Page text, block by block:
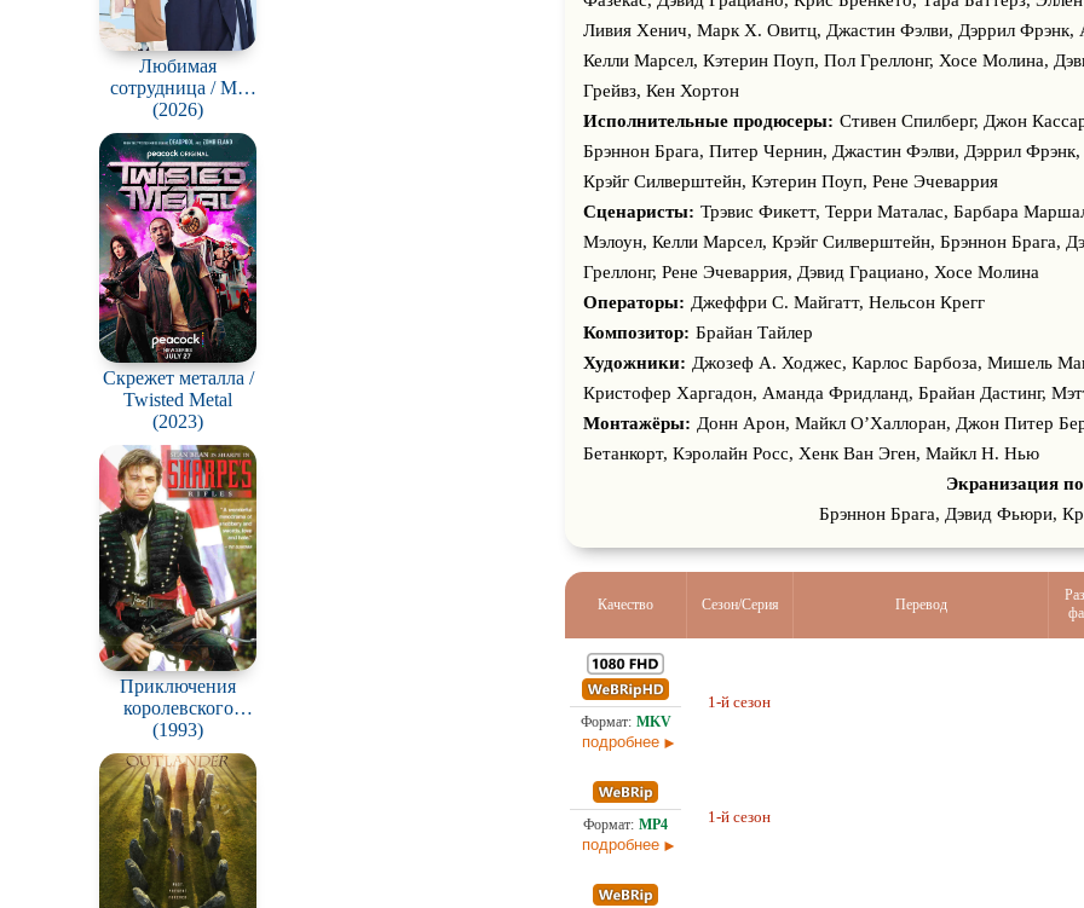
Любимая
сотрудница / My
Bias, My Boss
(Choeaeui sawon)
(2026)
Скрежет металла /
Twisted Metal
(2023)
Приключения
королевского
стрелка Шарпа /
Sharpe's Challenge
(1993)
Цукерман, Роми Пулье, Келли Марсел, Джейсон Уайлдер,
Бэйн, Луис Тосио Окада, Мидо Хамада, Ласарус Ратуэре,
Тайлер, Джон Кассар, Нельсон Крегг, Нельсон МакКормик,
Карлос Барбоза, Дэмиен Гарви, Брэннон Брага, Леви Миллер,
Стив Роджерс, Элис Паркинсон, Майкл Н. Нью, Дэвид
Ходжес, Джеффри С. Майгатт, Дэмиэн Уолш-Хоулинг, Кармел
Дэрвилл, Роберт Рейтано, Михаэль Уайлдер, Морган Дэвис,
Хара, Джейсон Чун, Кадзуя Райт, Уэйн МакДэниэл, Эйс
Уайтнэлл, Питер Кук, Грегг Джонс, Кристиан МакКарти, Рона
МакИнтош, Пенни Грей, Крис Хиллер, Лиз Бьюкэнэн, Уэйд
Скотт Уитт, Нгок Фэн, Трент Хьюэн, Стивен Лидер, Росс
Кристофер, Виктор Лето, Мелисса Томпсон, Ясмин Ханичерч,
Кристин, Изекиль Симат, Тония Рени, Бен Вайрхайм, Трент
Сайер, Рэйнбоу Уэделл, Пайпер Нэйрн, Анджело Монтано,
Карен Гулд, Валентино Дель Торо, Петар Забич, Марк Дэниэл,
Эндрю Николсон, Пета Керолан, Джессика Гулд
Ливия Хенич, Марк Х. Овитц, Джастин Фэлви, Дэррил Фрэнк,
Келли Марсел, Кэтерин Поуп, Пол Греллонг, Хосе Молина,
Грейвз, Кен Хортон
Исполнительные продюсеры: Стивен Спилберг, Джон
Брэннон Брага, Питер Чернин, Джастин Фэлви, Дэррил
Крэйг Силверштейн, Кэтерин Поуп, Рене Эчеваррия
Сценаристы: Трэвис Фикетт, Терри Маталас, Барбара
Мэлоун, Келли Марсел, Крэйг Силверштейн, Брэннон Брага,
Греллонг, Рене Эчеваррия, Дэвид Грациано, Хосе Молина
Операторы: Джеффри С. Майгатт, Нельсон Крегг
Композитор: Брайан Тайлер
Художники: Джозеф А. Ходжес, Карлос Барбоза, Мишель
Кристофер Харгадон, Аманда Фридланд, Брайан Дастинг,
Монтажёры: Донн Арон, Майкл О’Халлоран, Джон Питер
Бетанкорт, Кэролайн Росс, Хенк Ван Эген, Майкл Н. Нью
Экранизация
Брэннон Брага, Дэвид Фьюри,
Качество Сезон/Серия Перевод
подробнее
1-й сезон
подробнее
1-й сезон